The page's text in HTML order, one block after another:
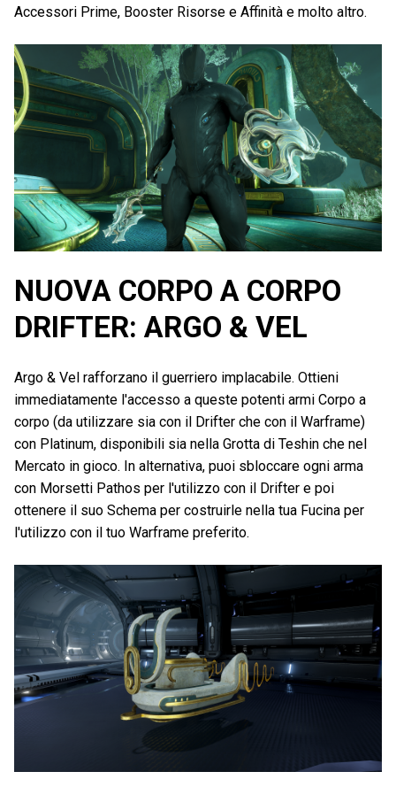
Accessori Prime, Booster Risorse e Affinità e molto altro.
NUOVA CORPO A CORPO
DRIFTER: ARGO & VEL
Argo & Vel rafforzano il guerriero implacabile. Ottieni
immediatamente l'accesso a queste potenti armi Corpo a
corpo (da utilizzare sia con il Drifter che con il Warframe)
con Platinum, disponibili sia nella Grotta di Teshin che nel
Mercato in gioco. In alternativa, puoi sbloccare ogni arma
con Morsetti Pathos per l'utilizzo con il Drifter e poi
ottenere il suo Schema per costruirle nella tua Fucina per
l'utilizzo con il tuo Warframe preferito.